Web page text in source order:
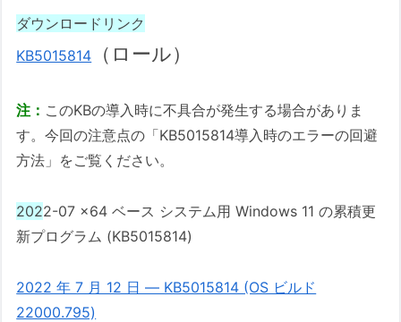
ダウンロードリンク
KB5015814
（ロール）
注： このKBの導入時に不具合が発生する場合がありま
す。今回の注意点の「KB5015814導入時のエラーの回避
方法」をご覧ください。
2022-07 x64 ベース システム用 Windows 11 の累積更
新プログラム (KB5015814)
2022 年 7 月 12 日 — KB5015814 (OS ビルド
22000.795)